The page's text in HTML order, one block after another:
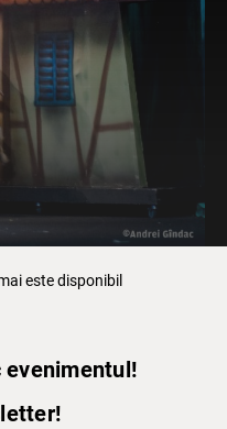
este disponibil